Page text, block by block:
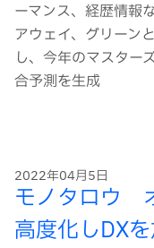
ーマンス、経歴情報
アウェイ、グリーン
し、今年のマスター
合予測を生成
2022年04月5日
モノタロウ
高度化しDX